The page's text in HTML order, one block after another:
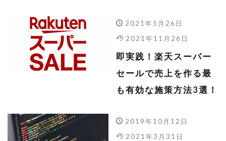
2021年5月26日
2021年11月26日
即実践！楽天スーパー
セールで売上を作る最
も有効な施策方法3選！
2019年10月12日
2021年3月31日